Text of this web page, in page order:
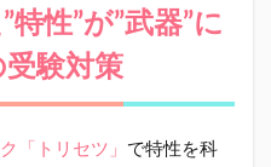
性”が”武器”に
験対策
「トリセツ」 で特性を科